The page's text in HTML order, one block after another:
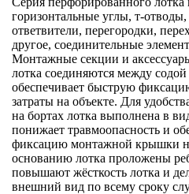
горизонтальные углы, т-
ответвители, перегородки,
другое, соединительные
Монтажные секции и
лотка соединяются между
обеспечивает быструю
затраты на объекте. Для
на бортах лотка выполнена в
понижает травмоопасность и
фиксацию монтажной крышки
основанию лотка проложены
повышают жёсткость лотка и
внешний вид по всему сроку